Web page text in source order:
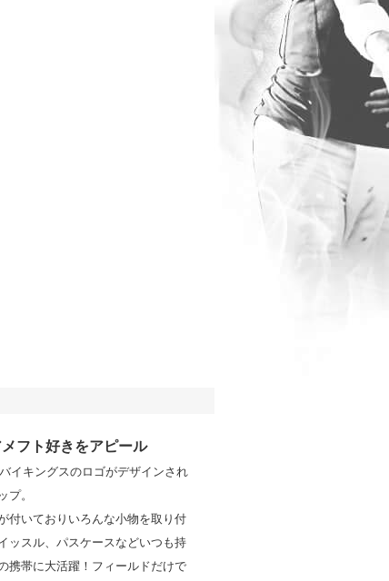
フト好きをアピール
イキングスのロゴがデザインされ
プ。
付いておりいろんな小物を取り付
ッスル、パスケースなどいつも持
携帯に大活躍！フィールドだけで